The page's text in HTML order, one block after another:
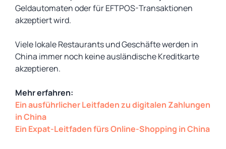
Geldautomaten oder für EFTPOS-Transaktionen
akzeptiert wird.
Viele lokale Restaurants und Geschäfte werden in
China immer noch keine ausländische Kreditkarte
akzeptieren.
Mehr erfahren:
Ein ausführlicher Leitfaden zu digitalen Zahlungen
in China
Ein Expat-Leitfaden fürs Online-Shopping in China